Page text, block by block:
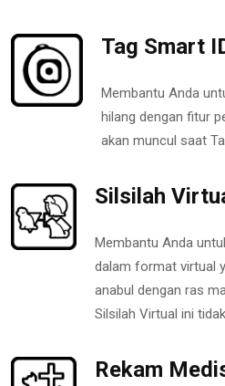
Tag Smart
Membantu Anda
hilang dengan fitur
akan muncul saat
Silsilah
Membantu Anda
dalam format virtual
anabul dengan ras
Silsilah Virtual ini
Rekam